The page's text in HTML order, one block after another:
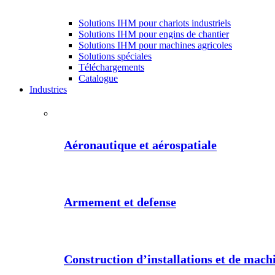
Solutions IHM pour chariots industriels
Solutions IHM pour engins de chantier
Solutions IHM pour machines agricoles
Solutions spéciales
Téléchargements
Catalogue
Industries
Aéronautique et aérospatiale
Armement et defense
Construction d’installations et de